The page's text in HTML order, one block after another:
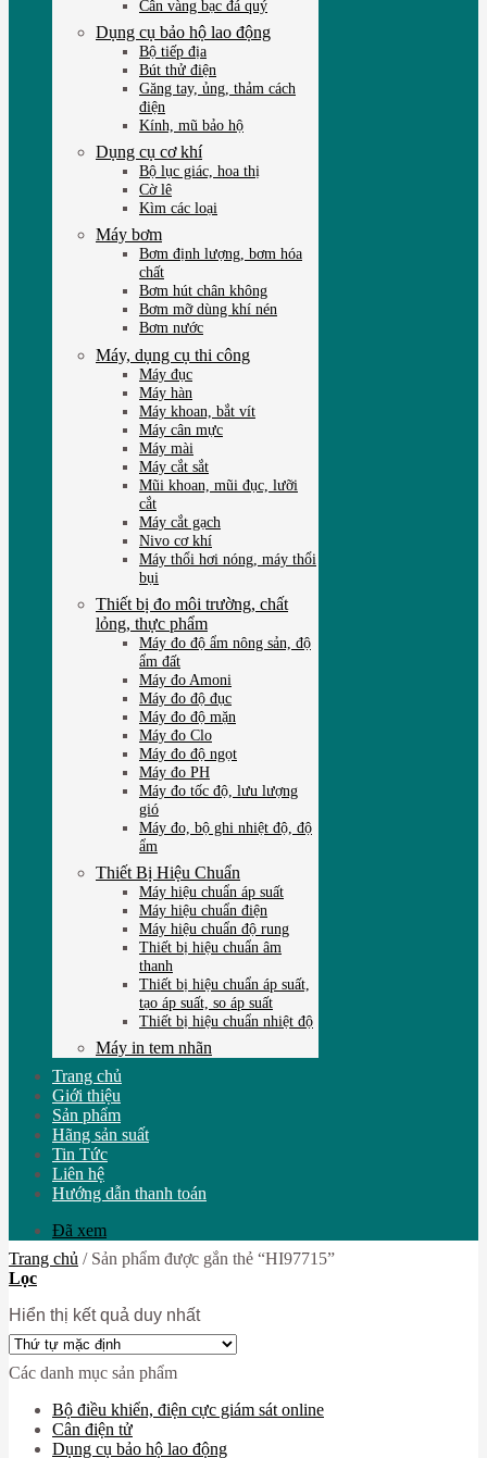
Cân vàng bạc đá quý
Dụng cụ bảo hộ lao động
Bộ tiếp địa
Bút thử điện
Găng tay, ủng, thảm cách
điện
Kính, mũ bảo hộ
Dụng cụ cơ khí
Bộ lục giác, hoa thị
Cờ lê
Kìm các loại
Máy bơm
Bơm định lượng, bơm hóa
chất
Bơm hút chân không
Bơm mỡ dùng khí nén
Bơm nước
Máy, dụng cụ thi công
Máy đục
Máy hàn
Máy khoan, bắt vít
Máy cân mực
Máy mài
Máy cắt sắt
Mũi khoan, mũi đục, lưỡi
cắt
Máy cắt gạch
Nivo cơ khí
Máy thổi hơi nóng, máy thổi
bụi
Thiết bị đo môi trường, chất
lỏng, thực phẩm
Máy đo độ ẩm nông sản, độ
ẩm đất
Máy đo Amoni
Máy đo độ đục
Máy đo độ mặn
Máy đo Clo
Máy đo độ ngọt
Máy đo PH
Máy đo tốc độ, lưu lượng
gió
Máy đo, bộ ghi nhiệt độ, độ
ẩm
Thiết Bị Hiệu Chuẩn
Máy hiệu chuẩn áp suất
Máy hiệu chuẩn điện
Máy hiệu chuẩn độ rung
Thiết bị hiệu chuẩn âm
thanh
Thiết bị hiệu chuẩn áp suất,
tạo áp suất, so áp suất
Thiết bị hiệu chuẩn nhiệt độ
Máy in tem nhãn
Trang chủ
Giới thiệu
Sản phẩm
Hãng sản suất
Tin Tức
Liên hệ
Hướng dẫn thanh toán
Đã xem
Trang chủ /Sản phẩm được gắn thẻ “HI97715”
Lọc
Hiển thị kết quả duy nhất
Các danh mục sản phẩm
Bộ điều khiển, điện cực giám sát online
Cân điện tử
Dụng cụ bảo hộ lao động